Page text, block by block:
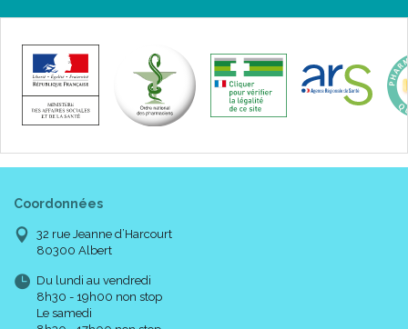
Coordonnées
32 rue Jeanne d’Harcourt
80300 Albert
Du lundi au vendredi
8h30 - 19h00 non stop
Le samedi